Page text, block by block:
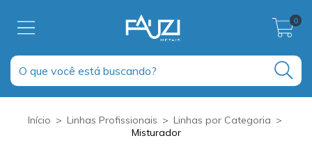
0
Início > Linhas Profissionais > Linhas por Categoria >
Misturador